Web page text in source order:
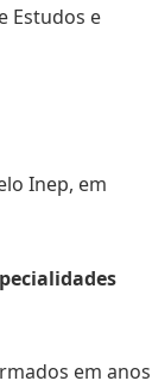
Estudos e
Inep, em
em anos